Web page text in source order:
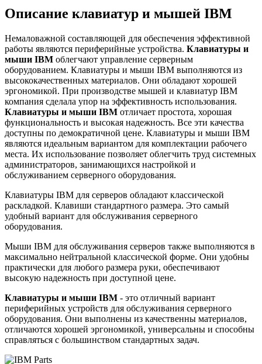
Описание клавиатур и мышей IBM
Немаловажной составляющей для обеспечения эффективной
работы являются периферийные устройства. Клавиатуры и
мыши IBM облегчают управление серверным
оборудованием. Клавиатуры и мыши IBM выполняются из
высококачественных материалов. Они обладают хорошей
эргономикой. При производстве мышей и клавиатур IBM
компания сделала упор на эффективность использования.
Клавиатуры и мыши IBM отличает простота, хорошая
функциональность и высокая надежность. Все эти качества
доступны по демократичной цене. Клавиатуры и мыши IBM
являются идеальным вариантом для комплектации рабочего
места. Их использование позволяет облегчить труд системных
администраторов, занимающихся настройкой и
обслуживанием серверного оборудования.
Клавиатуры IBM для серверов обладают классической
раскладкой. Клавиши стандартного размера. Это самый
удобный вариант для обслуживания серверного
оборудования.
Мыши IBM для обслуживания серверов также выполняются в
максимально нейтральной классической форме. Они удобны
практически для любого размера руки, обеспечивают
высокую надежность при доступной цене.
Клавиатуры и мыши IBM - это отличный вариант
периферийных устройств для обслуживания серверного
оборудования. Они выполнены из качественны материалов,
отличаются хорошей эргономикой, универсальны и способны
справляться с большинством стандартных задач.